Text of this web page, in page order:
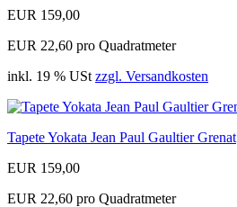
EUR 159,00
EUR 22,60 pro Quadratmeter
inkl. 19 % USt zzgl. Versandkosten
Tapete Yokata Jean Paul Gaultier Grenat
EUR 159,00
EUR 22,60 pro Quadratmeter